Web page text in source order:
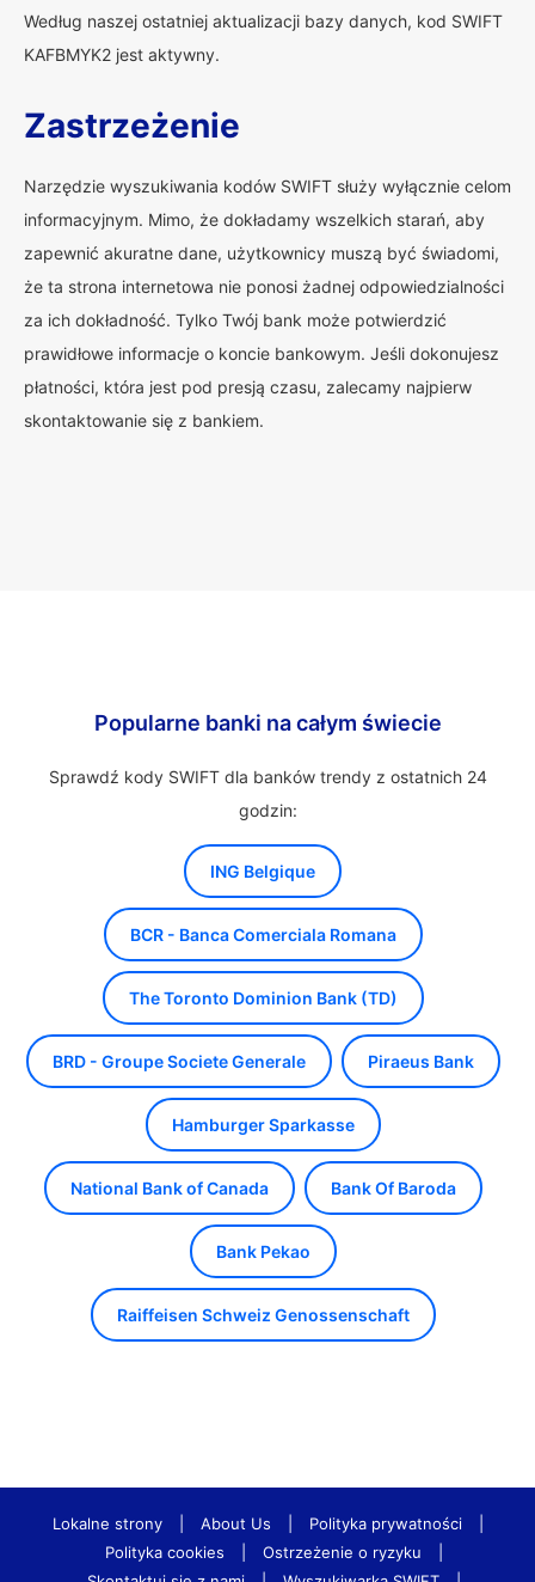
Według naszej ostatniej aktualizacji bazy danych, kod SWIFT
KAFBMYK2 jest aktywny.
Zastrzeżenie
Narzędzie wyszukiwania kodów SWIFT służy wyłącznie celom
informacyjnym. Mimo, że dokładamy wszelkich starań, aby
zapewnić akuratne dane, użytkownicy muszą być świadomi,
że ta strona internetowa nie ponosi żadnej odpowiedzialności
za ich dokładność. Tylko Twój bank może potwierdzić
prawidłowe informacje o koncie bankowym. Jeśli dokonujesz
płatności, która jest pod presją czasu, zalecamy najpierw
skontaktowanie się z bankiem.
Popularne banki na całym świecie
Sprawdź kody SWIFT dla banków trendy z ostatnich 24
godzin:
ING Belgique
BCR - Banca Comerciala Romana
The Toronto Dominion Bank (TD)
BRD - Groupe Societe Generale Piraeus Bank
Hamburger Sparkasse
National Bank of Canada Bank Of Baroda
Bank Pekao
Raiffeisen Schweiz Genossenschaft
Lokalne strony About Us Polityka prywatności
Polityka cookies
Ostrzeżenie o ryzyku